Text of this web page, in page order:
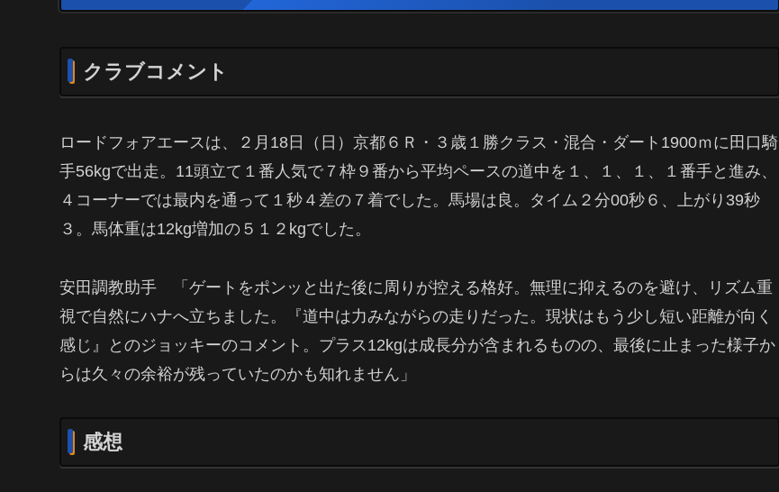
クラブコメント
ロードフォアエースは、２月18日（日）京都６Ｒ・３歳１勝クラス・混合・ダート1900ｍに田口騎
手56kgで出走。11頭立て１番人気で７枠９番から平均ペースの道中を１、１、１、１番手と進み、
４コーナーでは最内を通って１秒４差の７着でした。馬場は良。タイム２分00秒６、上がり39秒
３。馬体重は12kg増加の５１２kgでした。
安田調教助手 「ゲートをポンッと出た後に周りが控える格好。無理に抑えるのを避け、リズム重
視で自然にハナへ立ちました。『道中は力みながらの走りだった。現状はもう少し短い距離が向く
感じ』とのジョッキーのコメント。プラス12kgは成長分が含まれるものの、最後に止まった様子か
らは久々の余裕が残っていたのかも知れません」
感想